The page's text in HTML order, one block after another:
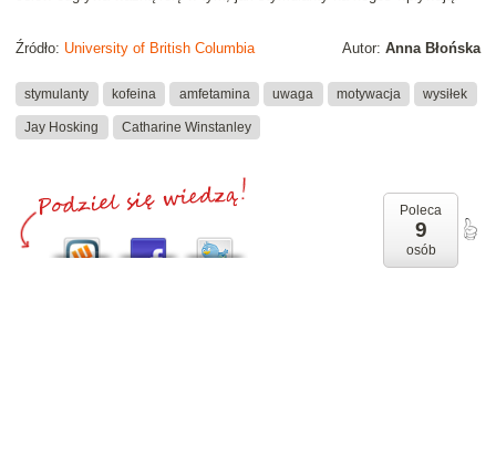
Autor: Anna Błońska
Źródło: University of British Columbia
stymulanty kofeina amfetamina uwaga motywacja wysiłek
Jay Hosking Catharine Winstanley
Poleca
9
osób